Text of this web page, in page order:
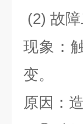
(2) 故
现象：
变。
原因：